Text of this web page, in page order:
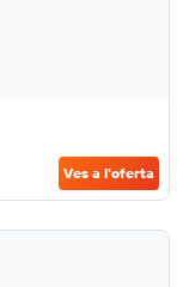
Ves a l'oferta